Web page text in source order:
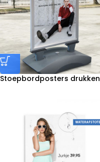
Stoepbordposters drukken